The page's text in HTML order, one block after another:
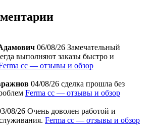
06/08/26 Замечательный
выполняют заказы быстро и
cc — отзывы и обзор
04/08/26 сделка прошла без
Ferma cc — отзывы и обзор
08/26 Очень доволен работой и
Ferma cc — отзывы и обзор